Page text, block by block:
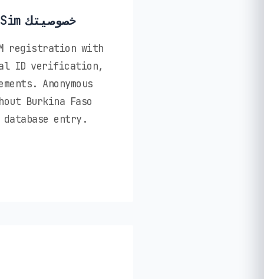
🔒 كيف تحمي PikaSim خصوصيتك
registration with
ID verification,
Anonymous
Burkina Faso
database entry.